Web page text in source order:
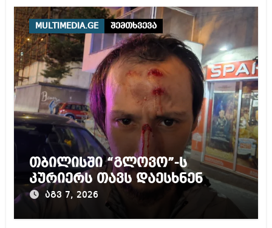
MULTIMEDIA.GE შემთხვევა
თბილისში “გლოვო”-ს
კურიერს თავს დაესხნენ
აგვ 7, 2026